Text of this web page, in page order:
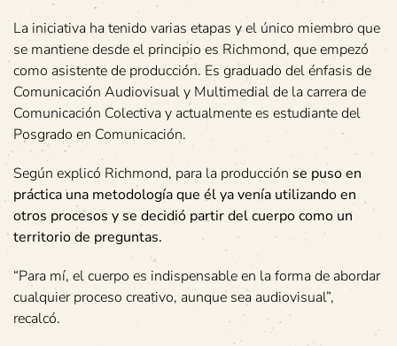
La iniciativa ha tenido varias etapas y el único miembro que
se mantiene desde el principio es Richmond, que empezó
como asistente de producción. Es graduado del énfasis de
Comunicación Audiovisual y Multimedial de la carrera de
Comunicación Colectiva y actualmente es estudiante del
Posgrado en Comunicación.
Según explicó Richmond, para la producción se puso en
práctica una metodología que él ya venía utilizando en
otros procesos y se decidió partir del cuerpo como un
territorio de preguntas.
“Para mí, el cuerpo es indispensable en la forma de abordar
cualquier proceso creativo, aunque sea audiovisual”,
recalcó.